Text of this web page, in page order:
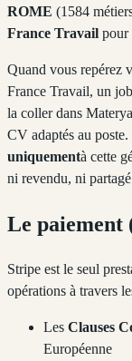
ROME (1584
France Travail pour
Quand vous repérez
France Travail, un
la coller dans
CV adaptés au
uniquementà cette
ni revendu, ni
Le paiement
Stripe est le seul
opérations à travers
Les Clauses
Européenne